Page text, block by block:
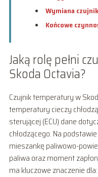
Wymiana
Końcowe
Jaką rolę pełni
Skoda Octavia?
Czujnik temperatury w
temperatury cieczy
sterującej (ECU) dane
chłodzącego. Na
mieszankę paliwowo-
paliwa oraz moment
ma kluczowe znaczenie dla: